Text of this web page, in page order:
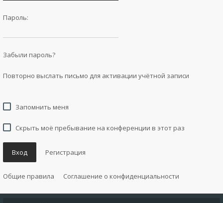
Пароль:
Забыли пароль?
Повторно выслать письмо для активации учётной записи
Запомнить меня
Скрыть моё пребывание на конференции в этот раз
Вход Регистрация
Общие правила Соглашение о конфиденциальности